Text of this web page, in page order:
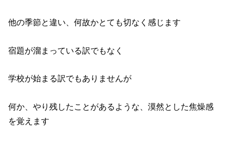
他の季節と違い、何故かとても切なく感じます
宿題が溜まっている訳でもなく
学校が始まる訳でもありませんが
何か、やり残したことがあるような、漠然とした焦燥感
を覚えます